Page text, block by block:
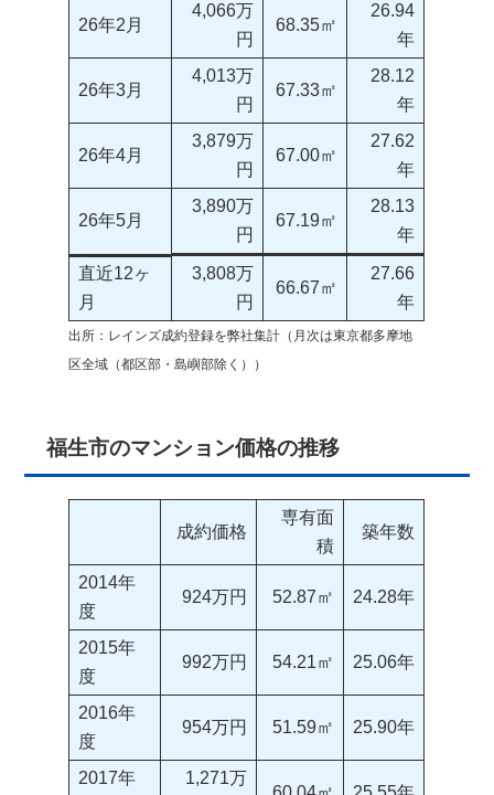
26年2月
4,066万
円
68.35㎡
26.94
年
26年3月
4,013万
円
67.33㎡
28.12
年
26年4月
3,879万
円
67.00㎡
27.62
年
26年5月
3,890万
円
67.19㎡
28.13
年
直近12ヶ
月
3,808万
円
66.67㎡
27.66
年
出所：レインズ成約登録を弊社集計（月次は東京都多摩地
区全域（都区部・島嶼部除く））
福生市のマンション価格の推移
成約価格
専有面
積
築年数
2014年
度
924万円 52.87㎡ 24.28年
2015年
度
992万円 54.21㎡ 25.06年
2016年
度
954万円 51.59㎡ 25.90年
2017年
1,271万